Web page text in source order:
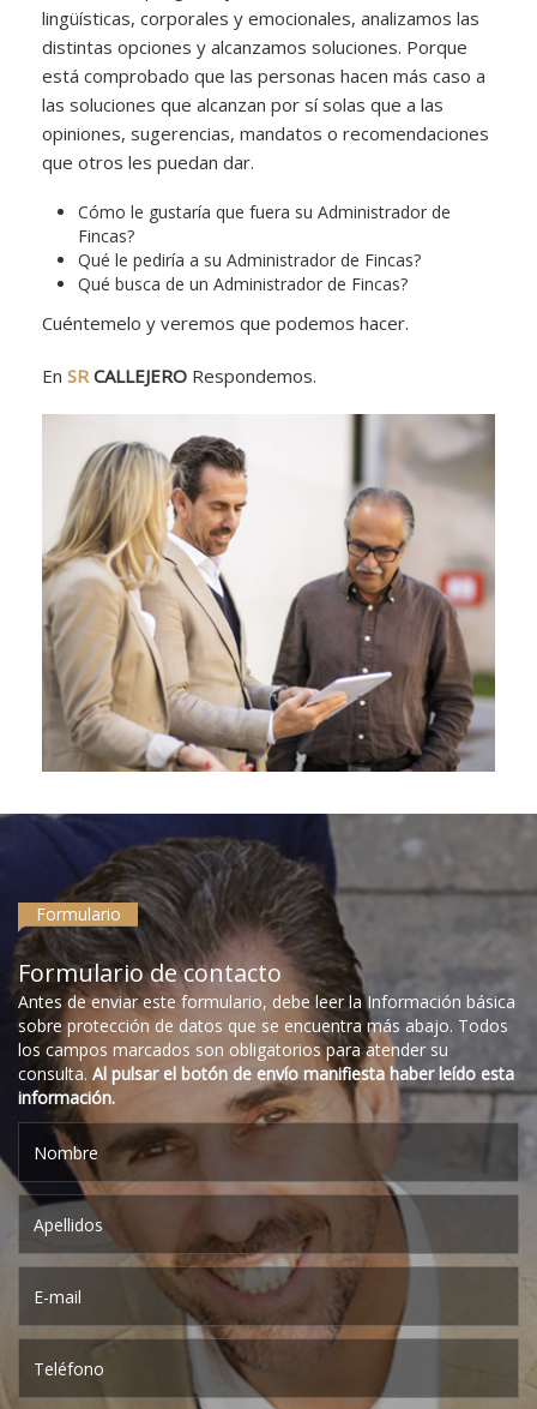
lingüísticas, corporales y emocionales, analizamos las
distintas opciones y alcanzamos soluciones. Porque
está comprobado que las personas hacen más caso a
las soluciones que alcanzan por sí solas que a las
opiniones, sugerencias, mandatos o recomendaciones
que otros les puedan dar.
Cómo le gustaría que fuera su Administrador de
Fincas?
Qué le pediría a su Administrador de Fincas?
Qué busca de un Administrador de Fincas?
Cuéntemelo y veremos que podemos hacer.
En SR CALLEJERO Respondemos.
Formulario
Formulario de contacto
Antes de enviar este formulario, debe leer la Información básica
sobre protección de datos que se encuentra más abajo. Todos
los campos marcados son obligatorios para atender su
consulta. Al pulsar el botón de envío manifiesta haber leído esta
información.